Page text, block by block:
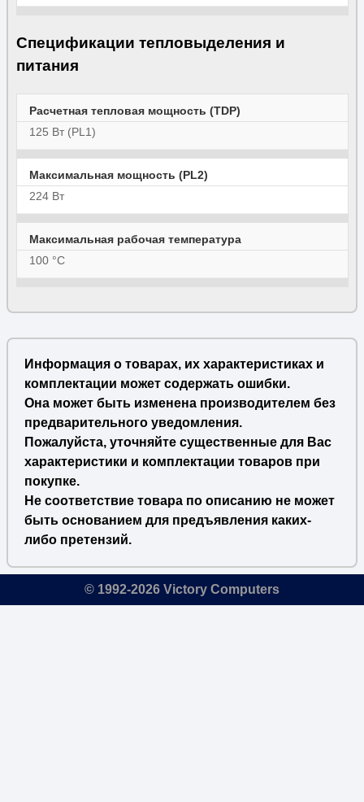
Спецификации тепловыделения и
питания
Расчетная тепловая мощность (TDP)
125 Вт (PL1)
Максимальная мощность (PL2)
224 Вт
Максимальная рабочая температура
100 °C
Информация о товарах, их характеристиках и
комплектации может содержать ошибки.
Она может быть изменена производителем без
предварительного уведомления.
Пожалуйста, уточняйте существенные для Вас
характеристики и комплектации товаров при
покупке.
Не соответствие товара по описанию не может
быть основанием для предъявления каких-
либо претензий.
© 1992-2026 Victory Computers